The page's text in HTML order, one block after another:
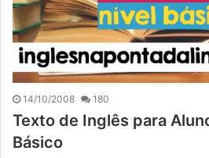
14/10/2008 180
Texto de Inglês para
Básico